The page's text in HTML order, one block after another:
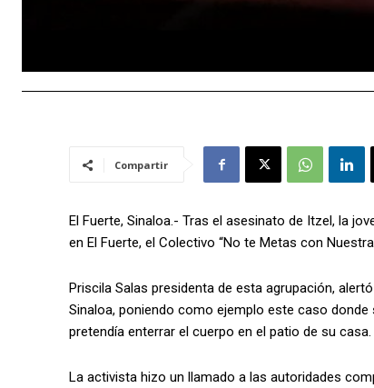
Compartir
El Fuerte, Sinaloa.- Tras el asesinato de Itzel, la
en El Fuerte, el Colectivo “No te Metas con
Priscila Salas presidenta de esta agrupación,
Sinaloa, poniendo como ejemplo este caso
pretendía enterrar el cuerpo en el patio de su casa.
La activista hizo un llamado a las autoridades